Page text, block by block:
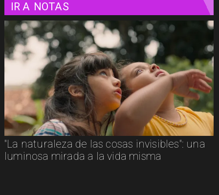
IR A NOTAS
"La naturaleza de las cosas invisibles": una
luminosa mirada a la vida misma